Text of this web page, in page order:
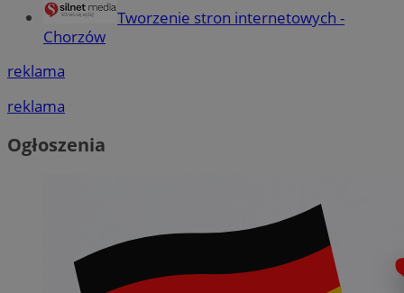
Tworzenie stron internetowych -
Chorzów
reklama
reklama
Ogłoszenia